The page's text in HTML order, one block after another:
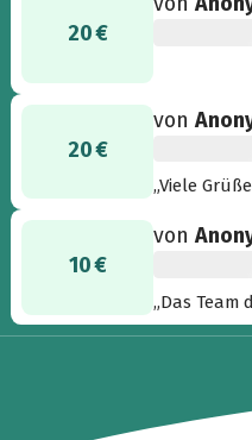
20 €
20 €
von
„Viele
10 €
von
„Das
#199 -